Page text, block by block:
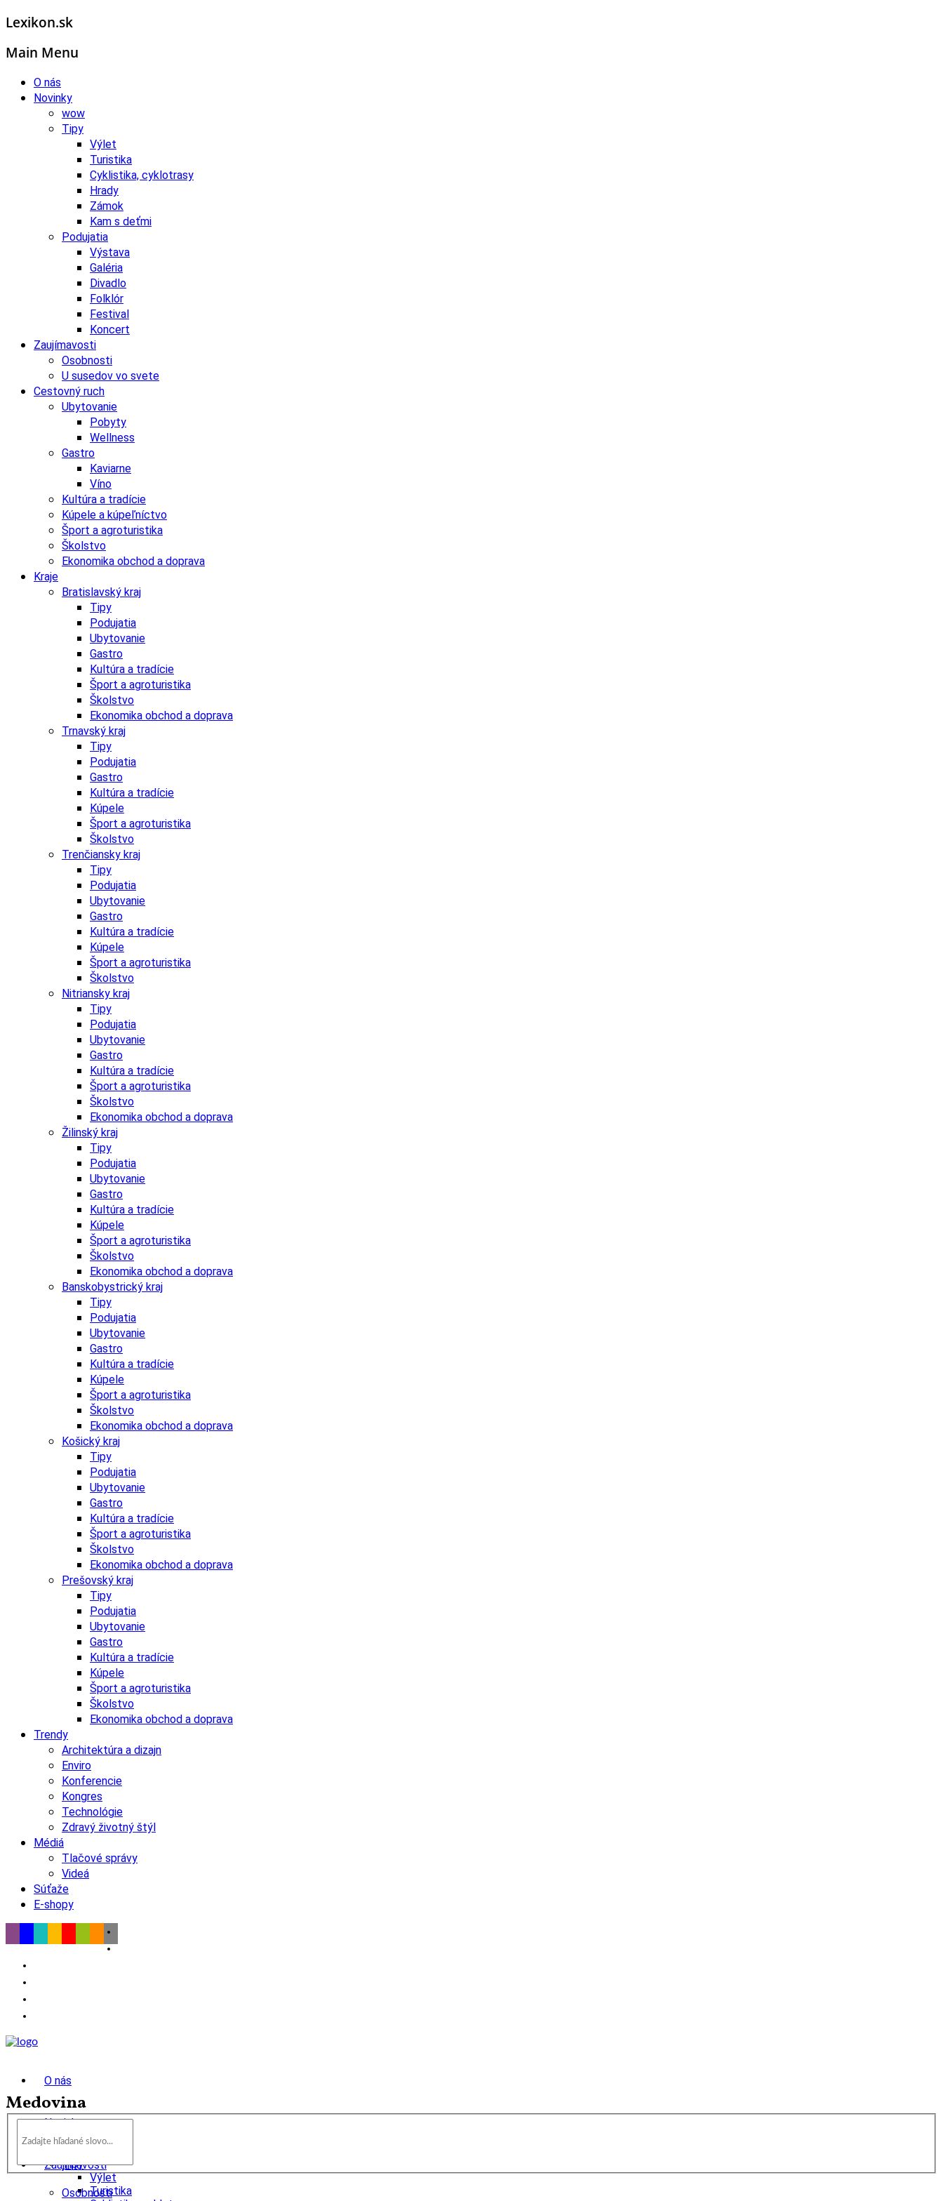
Lexikon.sk
Main Menu
O nás
Novinky
wow
Tipy
Výlet
Turistika
Cyklistika, cyklotrasy
Hrady
Zámok
Kam s deťmi
Podujatia
Výstava
Galéria
Divadlo
Folklór
Festival
Koncert
Zaujímavosti
Osobnosti
U susedov vo svete
Cestovný ruch
Ubytovanie
Pobyty
Wellness
Gastro
Kaviarne
Víno
Kultúra a tradície
Kúpele a kúpeľníctvo
Šport a agroturistika
Školstvo
Ekonomika obchod a doprava
Kraje
Bratislavský kraj
Tipy
Podujatia
Ubytovanie
Gastro
Kultúra a tradície
Šport a agroturistika
Školstvo
Ekonomika obchod a doprava
Trnavský kraj
Tipy
Podujatia
Gastro
Kultúra a tradície
Kúpele
Šport a agroturistika
Školstvo
Trenčiansky kraj
Tipy
Podujatia
Ubytovanie
Gastro
Kultúra a tradície
Kúpele
Šport a agroturistika
Školstvo
Nitriansky kraj
Tipy
Podujatia
Ubytovanie
Gastro
Kultúra a tradície
Šport a agroturistika
Školstvo
Ekonomika obchod a doprava
Žilinský kraj
Tipy
Podujatia
Ubytovanie
Gastro
Kultúra a tradície
Kúpele
Šport a agroturistika
Školstvo
Ekonomika obchod a doprava
Banskobystrický kraj
Tipy
Podujatia
Ubytovanie
Gastro
Kultúra a tradície
Kúpele
Šport a agroturistika
Školstvo
Ekonomika obchod a doprava
Košický kraj
Tipy
Podujatia
Ubytovanie
Gastro
Kultúra a tradície
Šport a agroturistika
Školstvo
Ekonomika obchod a doprava
Prešovský kraj
Tipy
Podujatia
Ubytovanie
Gastro
Kultúra a tradície
Kúpele
Šport a agroturistika
Školstvo
Ekonomika obchod a doprava
Trendy
Architektúra a dizajn
Enviro
Konferencie
Kongres
Technológie
Zdravý životný štýl
Médiá
Tlačové správy
Videá
Súťaže
E-shopy
O nás
Novinky
Tipy
Výlet
Turistika
Zaujímavosti
Osobnosti
Medovina